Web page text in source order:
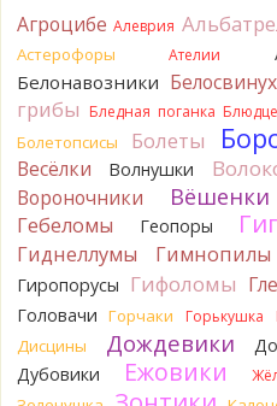
лизнула - ей горький, как
То что это именно горчак
индивидуальные вкусовые
выкинули.
18 часов назад
Verona Говорушка
19 часов назад
19 часов назад
BorisM
Вот как
точно нет! P.S. Вячеслав, мы
насчёт того, что на разных
и по виду разные, а не
хорошо было бы упорядочить
Разные грибы нужно
Агроцибе Алеврия
Астерофоры
Ателии
Белонавозники
грибы Бледная поганка
Болетопсисы Болеты
Весёлки Волнушки
Вороночники Вёшенки
Гебеломы Геопоры
Гиднеллумы Гимнопилы
Гиропорусы Гифоломы
Головачи Горчаки Горькушка
Дисцины Дождевики
Дубовики Ежовики